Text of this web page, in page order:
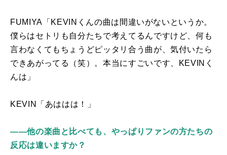
FUMIYA「 KEVIN くんの曲は間違いがないというか。
僕らはセトリも自分たちで考えてるんですけど、何も
言わなくてもちょうどピッタリ合う曲が、気付いたら
できあがってる（笑）。本当にすごいです、
KEVIN く
んは」
KEVIN「あははは！」
――他の楽曲と比べても、やっぱりファンの方たちの
反応は違いますか？